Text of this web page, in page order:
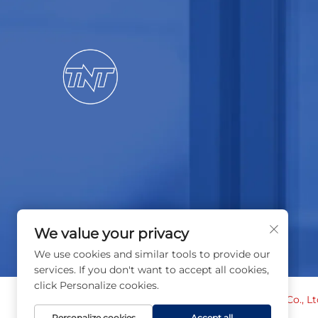
Copyright © 2026 Shenzhen TNT Technology Co.,
reservados
Política de Privacidade
We value your privacy
We use cookies and similar tools to provide our
services. If you don't want to accept all cookies,
click Personalize cookies.